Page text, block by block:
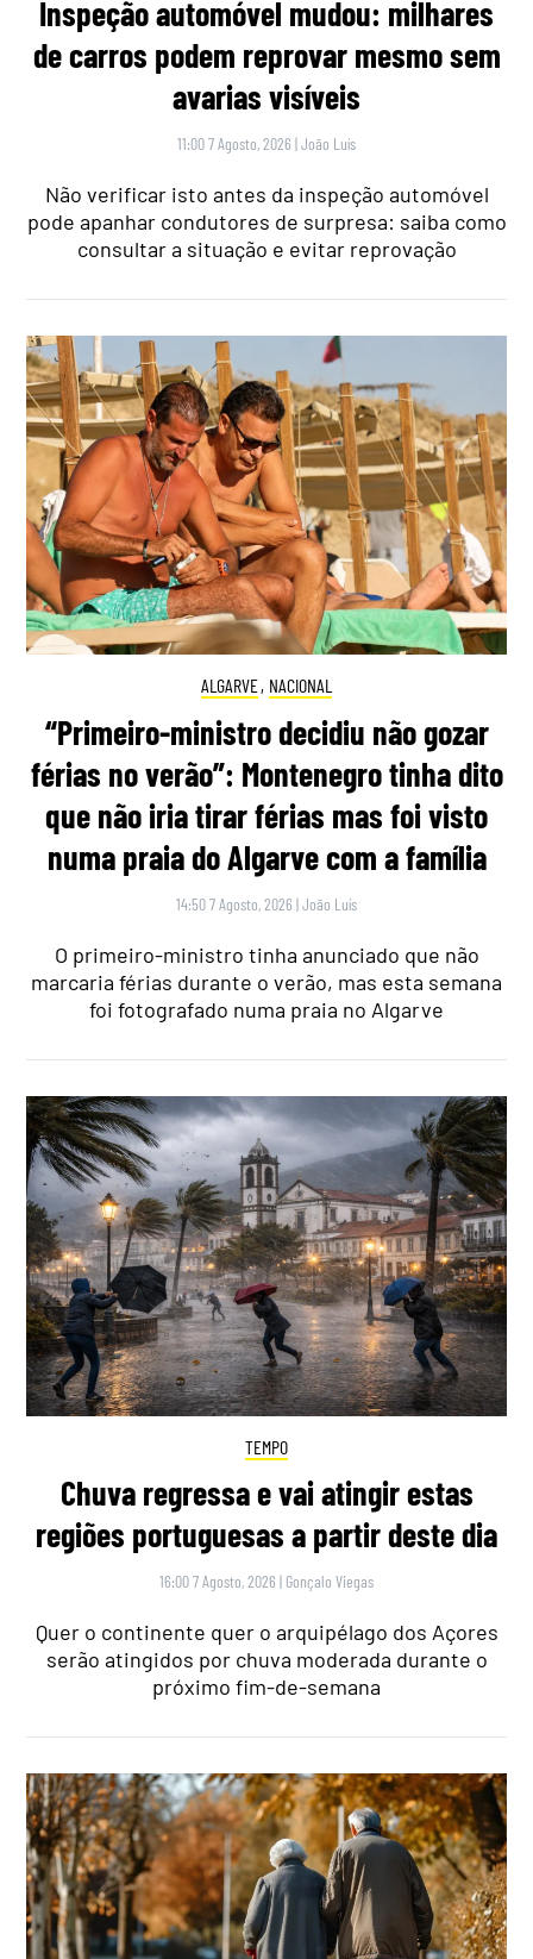
Inspeção automóvel mudou: milhares
de carros podem reprovar mesmo sem
avarias visíveis
11:00 7 Agosto, 2026 |João Luís
Não verificar isto antes da inspeção automóvel
pode apanhar condutores de surpresa: saiba como
consultar a situação e evitar reprovação
ALGARVE, NACIONAL
“Primeiro-ministro decidiu não gozar
férias no verão”: Montenegro tinha dito
que não iria tirar férias mas foi visto
numa praia do Algarve com a família
14:50 7 Agosto, 2026 |João Luís
O primeiro-ministro tinha anunciado que não
marcaria férias durante o verão, mas esta semana
foi fotografado numa praia no Algarve
TEMPO
Chuva regressa e vai atingir estas
regiões portuguesas a partir deste dia
16:00 7 Agosto, 2026 | Gonçalo Viegas
Quer o continente quer o arquipélago dos Açores
serão atingidos por chuva moderada durante o
próximo fim-de-semana